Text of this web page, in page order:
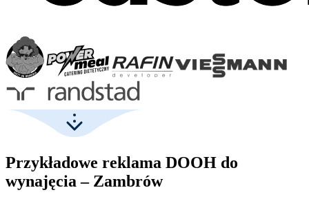
Przykładowe reklama DOOH do
wynajęcia – Zambrów